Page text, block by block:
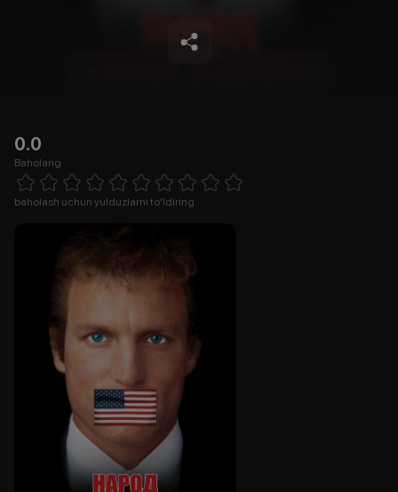
0.0
Baholang
1 Star 2 Stars 3 Stars 4 Stars5 Stars 6 Stars7 Stars8 Stars
baholash uchun yulduzlarni to'ldiring